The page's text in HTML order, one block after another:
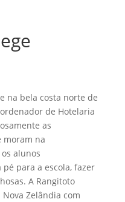
na bela costa norte de
de Hotelaria
as
moram na
alunos
para a escola, fazer
A Rangitoto
Zelândia com